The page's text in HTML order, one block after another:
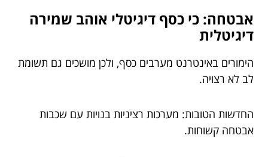
אבטחה: כי כסף דיגיטלי אוהב שמירה
דיגיטלית
הימורים באינטרנט מערבים כסף, ולכן מושכים גם תשומת
לב לא רצויה.
החדשות הטובות: מערכות רציניות בנויות עם שכבות
אבטחה קשוחות.